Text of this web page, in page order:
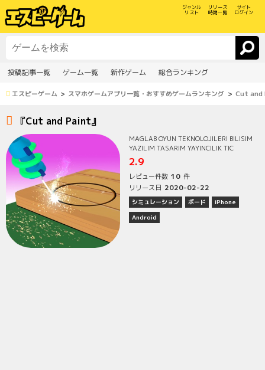
ジャンル
リスト
リリース
時期一覧
サイト
ログイン
投稿記事一覧 ゲーム一覧 新作ゲーム 総合ランキング
エスピーゲーム スマホゲームアプリ一覧・おすすめゲームランキング Cut and
『Cut and Paint』
MAGLAB OYUN TEKNOLOJILERI BILISIM
YAZILIM TASARIM YAYINCILIK TIC
2.9
レビュー件数 10 件
リリース日 2020-02-22
シミュレーション ボード
iPhone
Android